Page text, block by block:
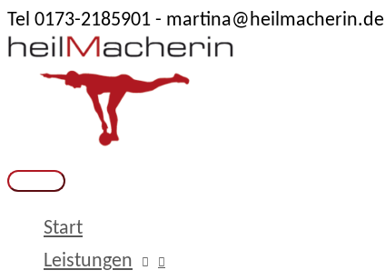
Zum
Inhalt
springen
Tel 0173-2185901 - martina@heilmacherin.de
Hauptmenü
Start
Leistungen